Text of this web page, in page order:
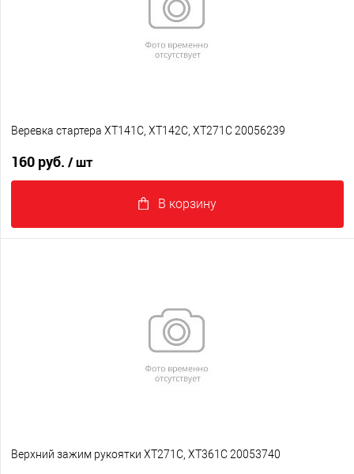
Веревка стартера XT141C, XT142C, XT271C 20056239
160 руб. / шт
В корзину
Верхний зажим рукоятки XT271C, XT361C 20053740